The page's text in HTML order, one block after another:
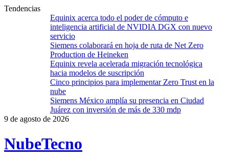
Tendencias
Equinix acerca todo el poder de cómputo e
inteligencia artificial de NVIDIA DGX con nuevo
servicio
Siemens colaborará en hoja de ruta de Net Zero
Production de Heineken
Equinix revela acelerada migración tecnológica
hacia modelos de suscripción
Cinco principios para implementar Zero Trust en la
nube
Siemens México amplía su presencia en Ciudad
Juárez con inversión de más de 330 mdp
9 de agosto de 2026
NubeTecno